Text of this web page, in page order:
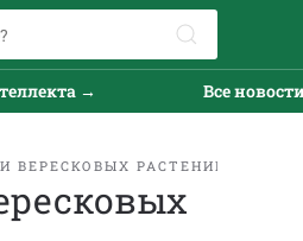
→ Все новости
ВЕРЕСКОВЫХ РАСТЕНИЙ